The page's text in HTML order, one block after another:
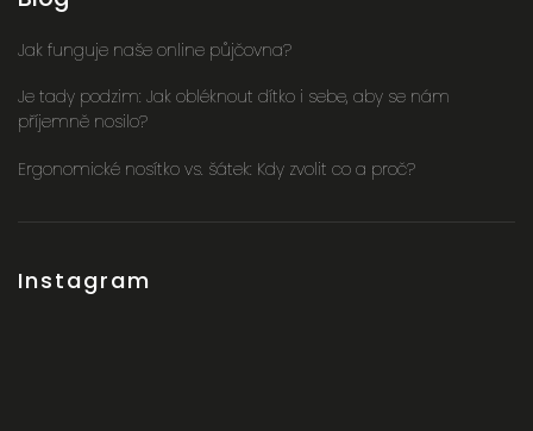
Jak funguje naše online půjčovna?
Je tady podzim: Jak obléknout dítko i sebe, aby se nám
příjemně nosilo?
Ergonomické nosítko vs. šátek: Kdy zvolit co a proč?
Instagram